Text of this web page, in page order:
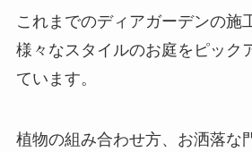
これまでのディアガーデンの施
様々なスタイルのお庭をピック
ています。
植物の組み合わせ方、お洒落な